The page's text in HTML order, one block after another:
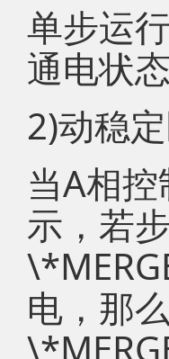
单步运
通电状
2)动稳
当A相
示，若
电，那